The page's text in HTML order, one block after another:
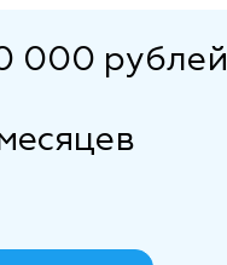
000 рублей